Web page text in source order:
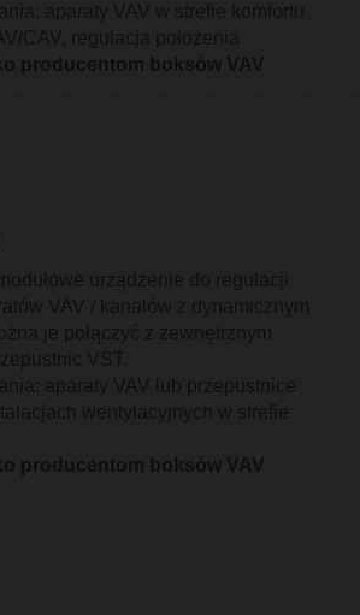
aparaty VAV w strefie komfortu
CAV, regulacja położenia
producentom boksów VAV
urządzenie do regulacji
VAV / kanałów z dynamicznym
je połączyć z zewnętrznym
VST.
aparaty VAV lub przepustnice
wentylacyjnych w strefie
producentom boksów VAV